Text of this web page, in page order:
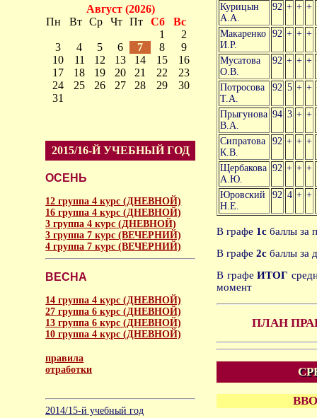
Август (2026)
Пн
Вт Ср Чт Пт Сб
Вс
1
2
3
4 5 6 7 8
9
10
11 12 13 14 15
16
17
18 19 20 21 22
23
24
25 26 27 28 29
30
31
2015/16-Й УЧЕБНЫЙ ГОД
ОСЕНЬ
12 группа 4 курс (ДНЕВНОЙ)
16 группа 4 курс (ДНЕВНОЙ)
3 группа 4 курс (ДНЕВНОЙ)
3 группа 7 курс (ВЕЧЕРНИЙ)
4 группа 7 курс (ВЕЧЕРНИЙ)
ВЕСНА
14 группа 4 курс (ДНЕВНОЙ)
27 группа 6 курс (ДНЕВНОЙ)
13 группа 6 курс (ДНЕВНОЙ)
10 группа 4 курс (ДНЕВНОЙ)
правила
отработки
2014/15-й учебный год
Курицын
А.А.
92 + + +
Макаренко
И.Р.
92 + + +
Мусатова
О.В.
92 + + +
Потросова
Т.А.
92 5 + +
Прыгунова
В.А.
94 3 + +
Сипратова
К.В.
92 + + +
Щербакова
А.Ю.
92 + + +
Юровский
Н.Е.
92 4 + +
В графе 1с баллы за
В графе2с баллы за
В графеИТОГ
момент
ПЛАН